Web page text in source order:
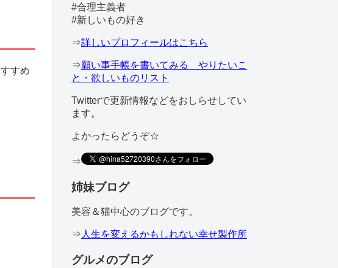
すめ
#合理主義者
#新しいもの好き
⇒詳しいプロフィールはこちら
⇒願い事手帳を書いてみる やりたいこ
と・欲しいものリスト
Twitterで更新情報などをおしらせしてい
ます。
よかったらどうぞ☆
⇒
姉妹ブログ
美容＆猫中心のブログです。
⇒ 人生を変えるかもしれない幸せ製作所
グルメのブログ